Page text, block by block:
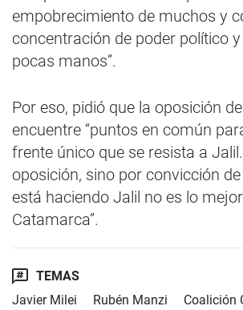
empobrecimiento de muchos y
concentración de poder político
pocas manos”.
Por eso, pidió que la oposición
encuentre “puntos en común
frente único que se resista a
oposición, sino por convicción
está haciendo Jalil no es lo
Catamarca”.
TEMAS
Javier Milei
Rubén Manzi Coalición